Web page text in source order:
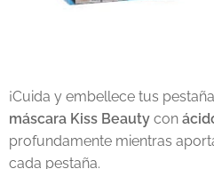
¡Cuida y embellece tus
máscara Kiss Beauty con
profundamente mientras
cada pestaña.